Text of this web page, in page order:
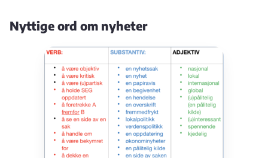
Nyttige ord om nyheter